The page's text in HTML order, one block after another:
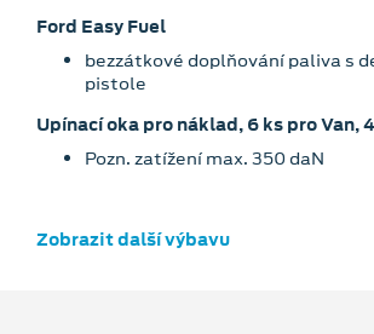
Ford Easy Fuel
bezzátkové doplňování paliva s
pistole
Upínací oka pro náklad, 6 ks pro Van,
Pozn. zatížení max. 350 daN
Zobrazit další výbavu